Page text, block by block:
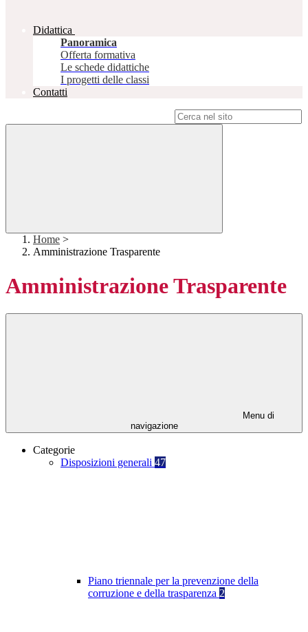
Didattica
Panoramica
Offerta formativa
Le schede didattiche
I progetti delle classi
Contatti
Home >
Amministrazione Trasparente
Amministrazione Trasparente
Menu di
navigazione
Categorie
Disposizioni generali 47
Piano triennale per la prevenzione della
corruzione e della trasparenza 2